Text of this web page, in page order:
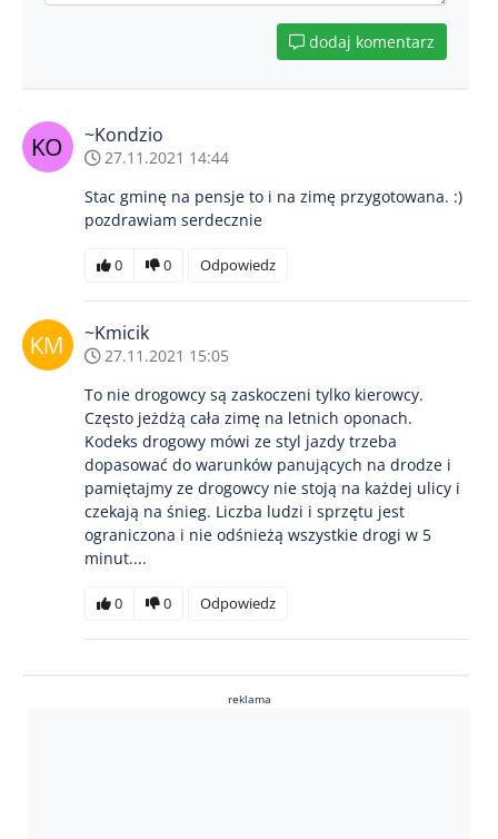
dodaj komentarz
~Kondzio
27.11.2021 14:44
Stac gminę na pensje to i na zimę przygotowana. :)
pozdrawiam serdecznie
0 0 Odpowiedz
~Kmicik
27.11.2021 15:05
To nie drogowcy są zaskoczeni tylko kierowcy.
Często jeżdżą cała zimę na letnich oponach.
Kodeks drogowy mówi ze styl jazdy trzeba
dopasować do warunków panujących na drodze i
pamiętajmy ze drogowcy nie stoją na każdej ulicy i
czekają na śnieg. Liczba ludzi i sprzętu jest
ograniczona i nie odśnieżą wszystkie drogi w 5
minut....
0 0 Odpowiedz
reklama